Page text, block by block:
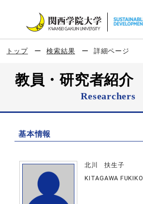
トップ 検索結果 詳細ページ
教員・研究者紹介
Researchers
基本情報
北川 扶生子
KITAGAWA FUKIKO